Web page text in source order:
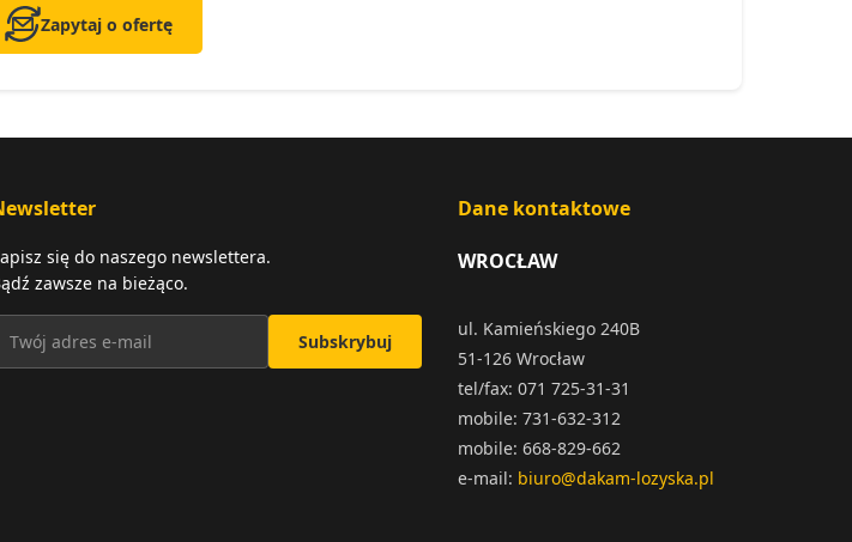
Zapytaj o ofertę
się do naszego newslettera.
zawsze na bieżąco.
Subskrybuj
Dane kontaktowe
WROCŁAW
ul. Kamieńskiego 240B
51-126 Wrocław
tel/fax: 071 725-31-31
mobile: 731-632-312
mobile: 668-829-662
e-mail: biuro@dakam-lozyska.pl